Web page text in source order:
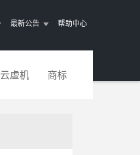
最新公告 帮助中心
云虚机 商标